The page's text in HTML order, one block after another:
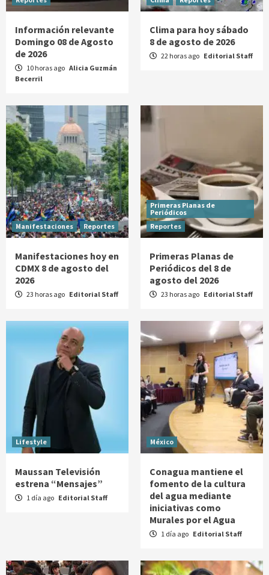
Información relevante
Domingo 08 de Agosto
de 2026
10 horas ago Alicia Guzmán
Becerril
Clima para hoy sábado
8 de agosto de 2026
22 horas ago Editorial Staff
Manifestaciones Reportes
Manifestaciones hoy en
CDMX 8 de agosto del
2026
23 horas ago Editorial Staff
Primeras Planas de
Periódicos
Reportes
Primeras Planas de
Periódicos del 8 de
agosto del 2026
23 horas ago Editorial Staff
Lifestyle
Maussan Televisión
estrena “Mensajes”
1 día ago Editorial Staff
México
Conagua mantiene el
fomento de la cultura
del agua mediante
iniciativas como
Murales por el Agua
1 día ago Editorial Staff